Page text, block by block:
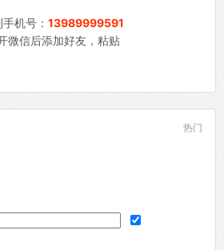
机号： 13989999591
信后添加好友，粘贴
热门